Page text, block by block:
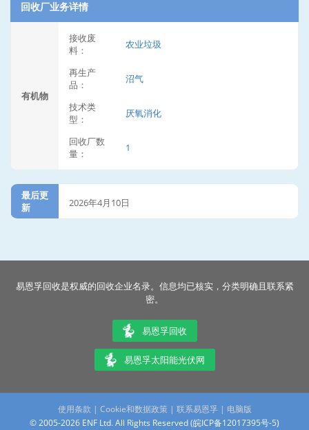
回收厂业务详情
有机物
接收废
料：
农业垃圾
再生产
品：
沼气
技术类
型：
厌氧消化
回收厂数
量：
1
最后更
新
2026年4月10日
易恩孚回收是权威的回收企业名录。信息均已核实，分类明确且联系紧
密。
易恩孚回收
易恩孚太阳能光伏网
使用条款 | Cookie和数据政策| 联系易恩孚 | 电脑版
© 2005-2026 ENF Ltd. All Rights Reserved (皖ICP备12017395号-5)